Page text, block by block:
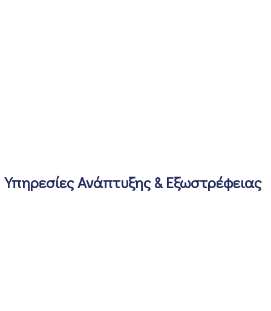
Υπηρεσίες Ανάπτυξης & Εξωστρέφειας